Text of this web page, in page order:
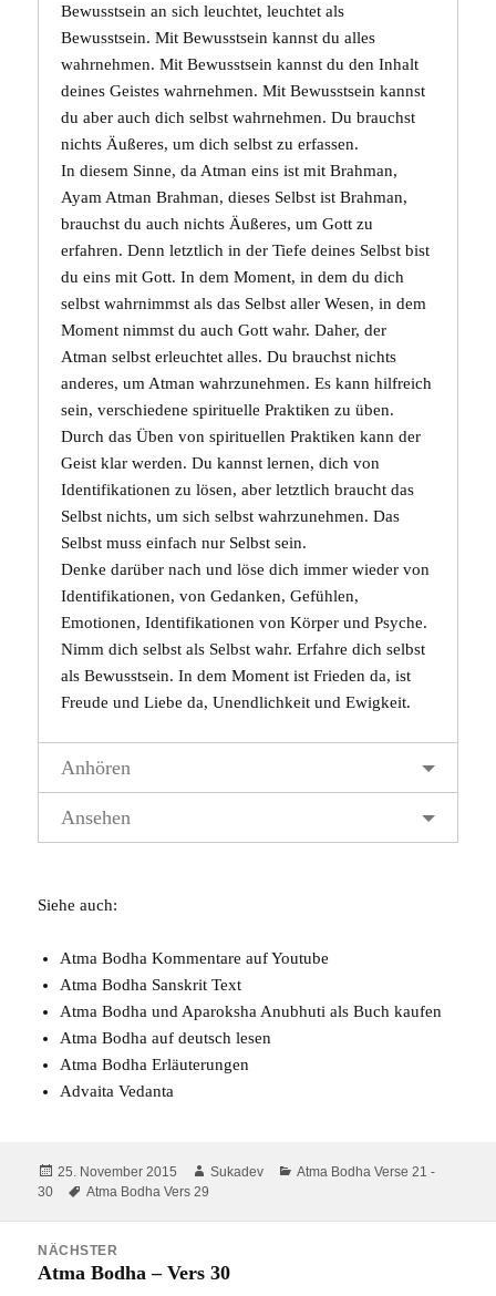
Bewusstsein an sich leuchtet, leuchtet als
Bewusstsein. Mit Bewusstsein kannst du alles
wahrnehmen. Mit Bewusstsein kannst du den Inhalt
deines Geistes wahrnehmen. Mit Bewusstsein kannst
du aber auch dich selbst wahrnehmen. Du brauchst
nichts Äußeres, um dich selbst zu erfassen.
In diesem Sinne, da Atman eins ist mitBrahman,
Ayam Atman Brahman, dieses Selbst ist Brahman,
brauchst du auch nichts Äußeres, um Gott zu
erfahren. Denn letztlich in der Tiefe deines Selbst bist
du eins mit Gott. In dem Moment, in dem du dich
selbst wahrnimmst als das Selbst aller Wesen, in dem
Moment nimmst du auchGott wahr. Daher, der
Atman selbst erleuchtet alles. Du brauchst nichts
anderes, um Atman wahrzunehmen. Es kann hilfreich
sein, verschiedene spirituelle Praktiken zu üben.
Durch das Üben von spirituellen Praktiken kann der
Geist klar werden. Du kannst lernen, dich von
Identifikationen zu lösen, aber letztlich braucht das
Selbst nichts, um sich selbst wahrzunehmen. Das
Selbst muss einfach nur Selbst sein.
Denke darüber nach und löse dich immer wieder von
Identifikationen, von Gedanken, Gefühlen,
Emotionen, Identifikationen von Körper undPsyche.
Nimm dich selbst als Selbst wahr. Erfahre dich selbst
als Bewusstsein. In dem Moment ist Frieden da, ist
Freude undLiebe da, Unendlichkeit und Ewigkeit.
Anhören
Ansehen
Siehe auch:
Atma Bodha Kommentare auf Youtube
Atma Bodha Sanskrit Text
Atma Bodha und Aparoksha Anubhuti als Buch kaufen
Atma Bodha auf deutsch lesen
Atma Bodha Erläuterungen
Advaita Vedanta
Veröffentlicht
am
25. November 2015 Autor
Sukadev Kategorien
Atma Bodha Verse 21 -
30
Schlagwörter
Atma Bodha Vers 29
NÄCHSTER
Nächster
Atma Bodha – Vers 30